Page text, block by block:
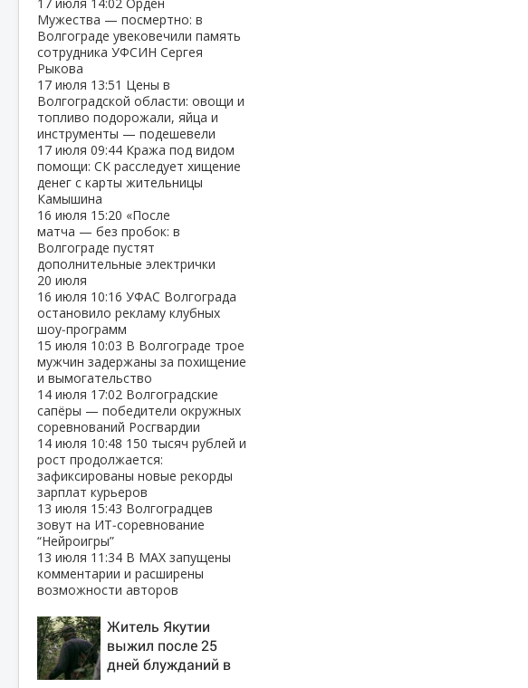
Мужества — посмертно: в
Волгограде увековечили память
сотрудника УФСИН Сергея
Рыкова
17 июля 13:51 Цены в
Волгоградской области: овощи и
топливо подорожали, яйца и
инструменты — подешевели
17 июля 09:44 Кража под видом
помощи: СК расследует хищение
денег с карты жительницы
Камышина
16 июля 15:20 «После
матча — без пробок: в
Волгограде пустят
дополнительные электрички
20 июля
16 июля 10:16 УФАС Волгограда
остановило рекламу клубных
шоу‑программ
15 июля 10:03 В Волгограде трое
мужчин задержаны за похищение
и вымогательство
14 июля 17:02 Волгоградские
сапёры — победители окружных
соревнований Росгвардии
14 июля 10:48 150 тысяч рублей и
рост продолжается:
зафиксированы новые рекорды
зарплат курьеров
13 июля 15:43 Волгоградцев
зовут на ИТ‑соревнование
“Нейроигры”
13 июля 11:34 В МАХ запущены
комментарии и расширены
возможности авторов
Житель Якутии
выжил после 25
дней блужданий в